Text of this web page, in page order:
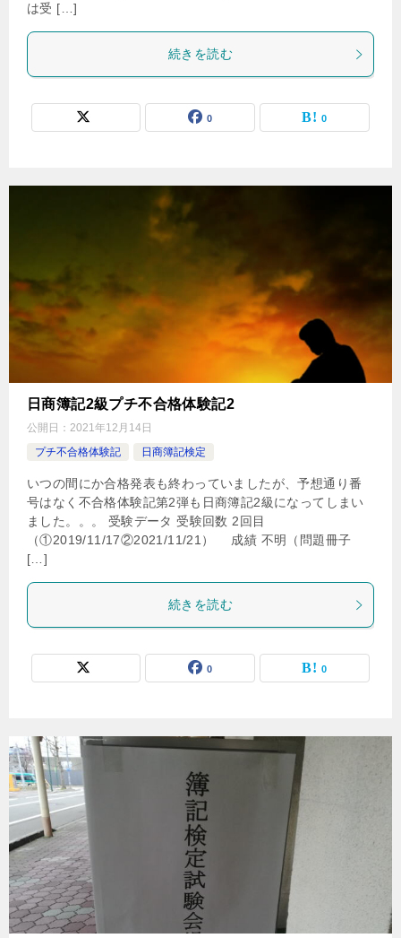
は受 […]
続きを読む
0 0
日商簿記2級プチ不合格体験記2
公開日： 2021年12月14日
プチ不合格体験記
日商簿記検定
いつの間にか合格発表も終わっていましたが、予想通り番
号はなく不合格体験記第2弾も日商簿記2級になってしまい
ました。。。 受験データ 受験回数 2回目
（①2019/11/17②2021/11/21） 成績 不明（問題冊子
[…]
続きを読む
0 0